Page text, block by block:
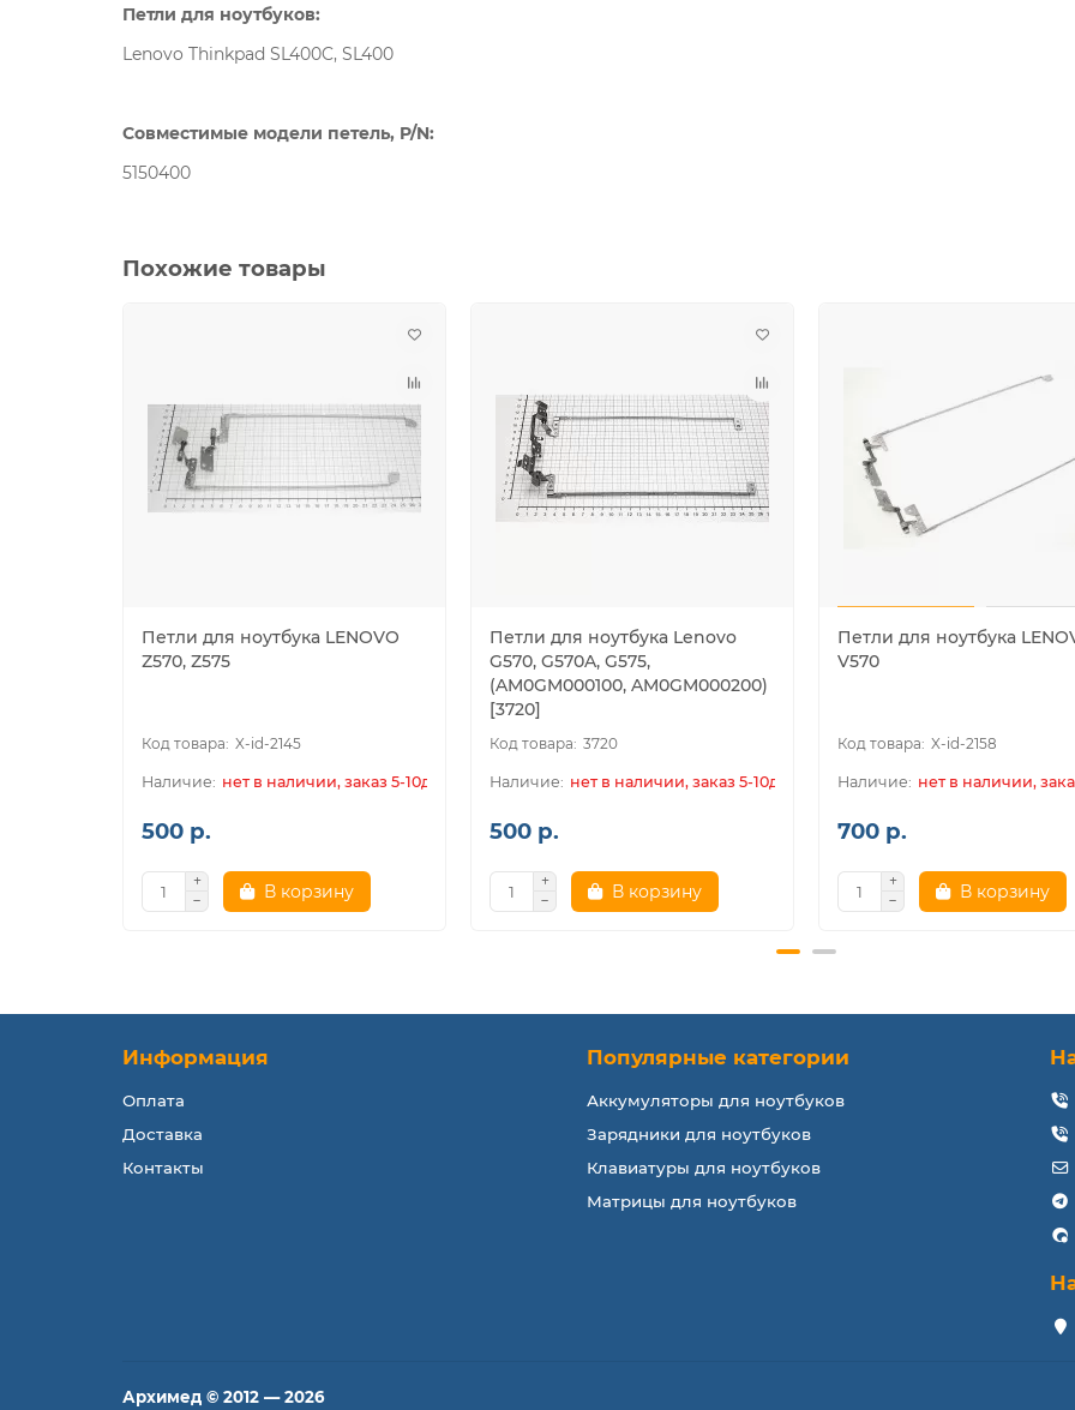
Петли для ноутбуков:
Lenovo Thinkpad SL400C, SL400
Совместимые модели петель, P/N:
5150400
Похожие товары
Петли для ноутбука LENOVO
Z570, Z575
X-id-2145
нет в наличии, заказ 5-10дн.
500 р.
В корзину
Петли для ноутбука Lenovo
G570, G570A, G575,
(AM0GM000100, AM0GM000200)
[3720]
3720
нет в наличии, заказ 5-10дн.
500 р.
В корзину
Петли для ноутбука
V570
X-id-2158
нет в наличии,
700 р.
В корзину
Информация
Оплата
Доставка
Контакты
Популярные категории
Аккумуляторы для ноутбуков
Зарядники для ноутбуков
Клавиатуры для ноутбуков
Матрицы для ноутбуков
Архимед © 2012 — 2026